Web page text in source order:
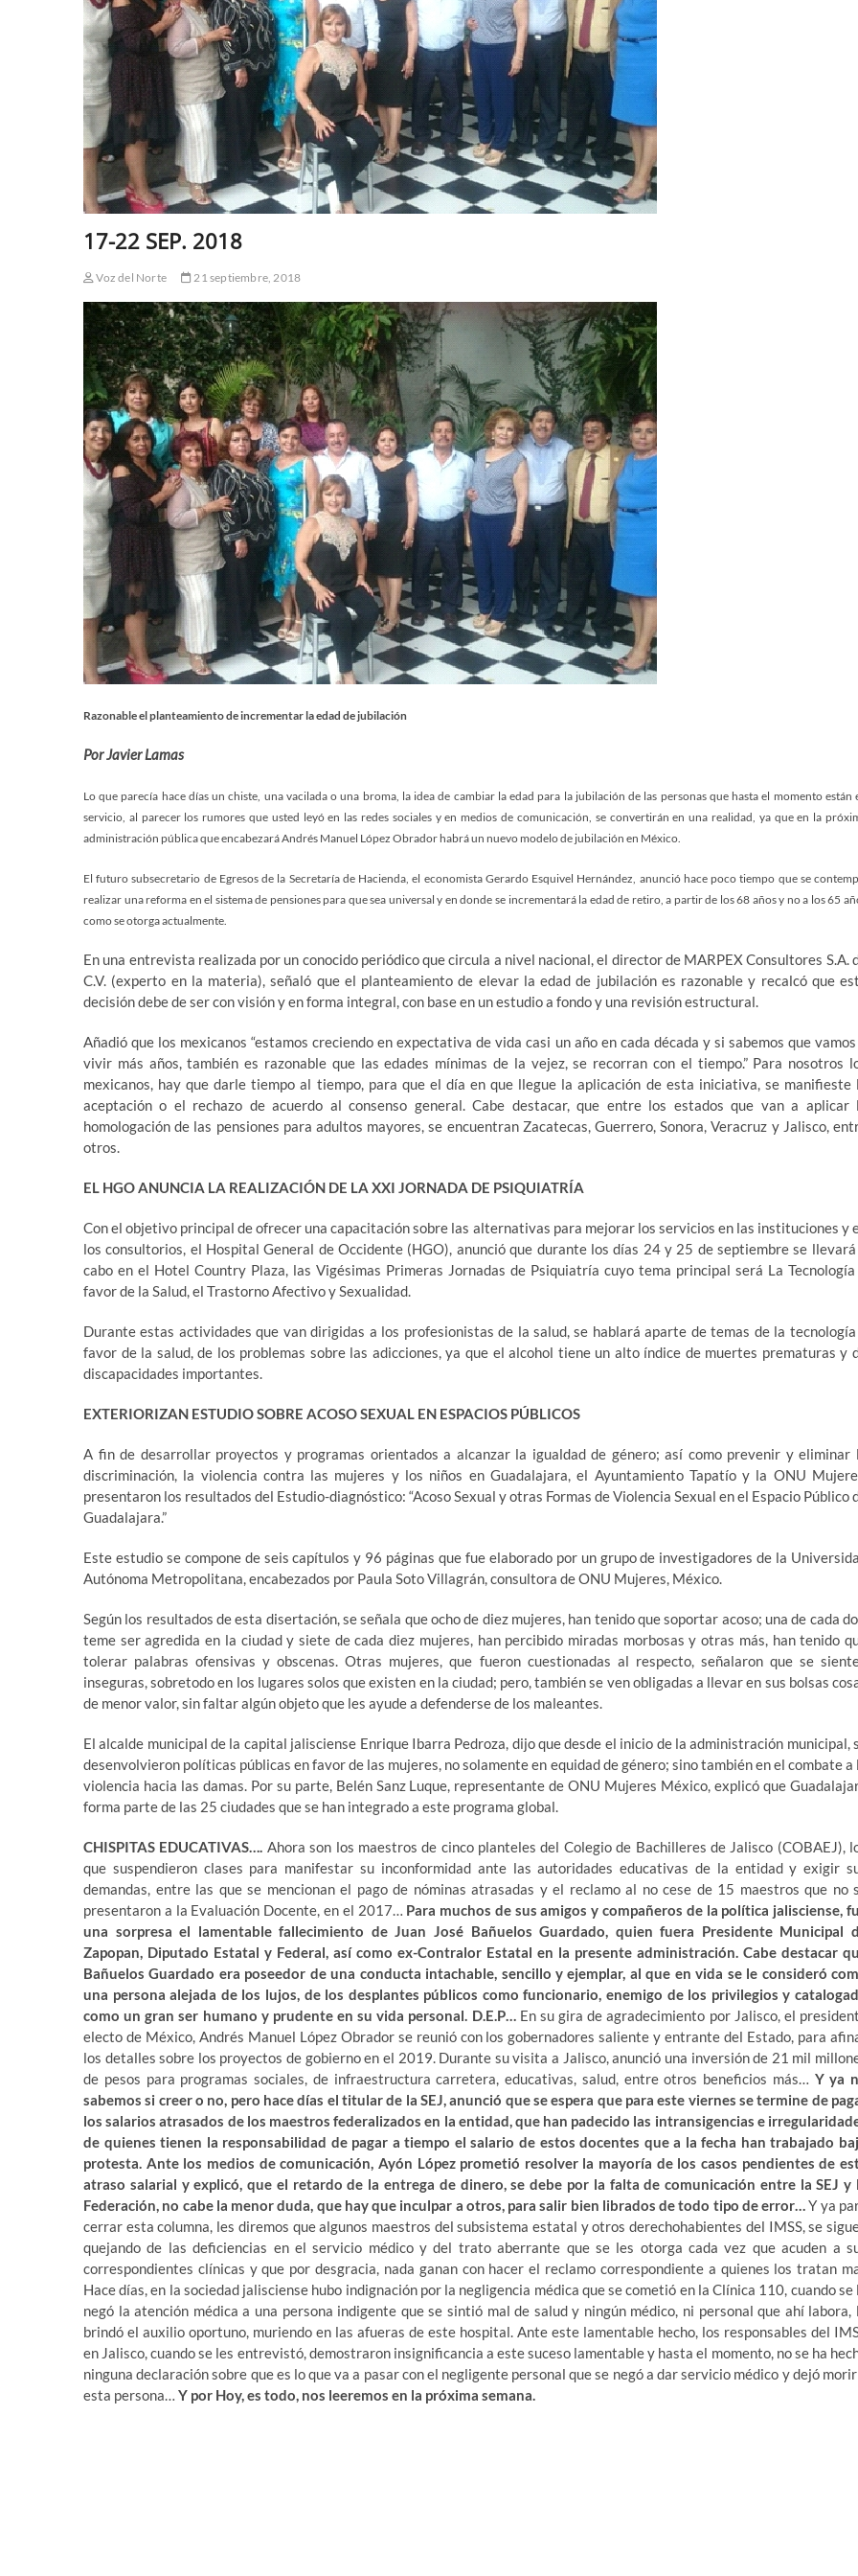
17-22 SEP. 2018
Voz del Norte 21 septiembre, 2018
Razonable el planteamiento de incrementar la edad de jubilación
Por Javier Lamas
Lo que parecía hace días un chiste, una vacilada o una broma, la idea de cambiar la edad para la jubilación de las personas que hasta el momento están
servicio, al parecer los rumores que usted leyó en las redes sociales y en medios de comunicación, se convertirán en una realidad, ya que en la
administración pública que encabezará Andrés Manuel López Obrador habrá un nuevo modelo de jubilación en México.
El futuro subsecretario de Egresos de la Secretaría de Hacienda, el economista Gerardo Esquivel Hernández, anunció hace poco tiempo que se
realizar una reforma en el sistema de pensiones para que sea universal y en donde se incrementará la edad de retiro, a partir de los 68 años y no a los 65
como se otorga actualmente.
En una entrevista realizada por un conocido periódico que circula a nivel nacional, el director de MARPEX Consultores S.A.
C.V. (experto en la materia), señaló que el planteamiento de elevar la edad de jubilación es razonable y recalcó que
decisión debe de ser con visión y en forma integral, con base en un estudio a fondo y una revisión estructural.
Añadió que los mexicanos “estamos creciendo en expectativa de vida casi un año en cada década y si sabemos que vamos
vivir más años, también es razonable que las edades mínimas de la vejez, se recorran con el tiempo.” Para nosotros
mexicanos, hay que darle tiempo al tiempo, para que el día en que llegue la aplicación de esta iniciativa, se manifieste
aceptación o el rechazo de acuerdo al consenso general. Cabe destacar, que entre los estados que van a aplicar
homologación de las pensiones para adultos mayores, se encuentran Zacatecas, Guerrero, Sonora, Veracruz y Jalisco,
otros.
EL HGO ANUNCIA LA REALIZACIÓN DE LA XXI JORNADA DE PSIQUIATRÍA
Con el objetivo principal de ofrecer una capacitación sobre las alternativas para mejorar los servicios en las instituciones y
los consultorios, el Hospital General de Occidente (HGO), anunció que durante los días 24 y 25 de septiembre se llevará
cabo en el Hotel Country Plaza, las Vigésimas Primeras Jornadas de Psiquiatría cuyo tema principal será La Tecnología
favor de la Salud, el Trastorno Afectivo y Sexualidad.
Durante estas actividades que van dirigidas a los profesionistas de la salud, se hablará aparte de temas de la tecnología
favor de la salud, de los problemas sobre las adicciones, ya que el alcohol tiene un alto índice de muertes prematuras y
discapacidades importantes.
EXTERIORIZAN ESTUDIO SOBRE ACOSO SEXUAL EN ESPACIOS PÚBLICOS
A fin de desarrollar proyectos y programas orientados a alcanzar la igualdad de género; así como prevenir y eliminar
discriminación, la violencia contra las mujeres y los niños en Guadalajara, el Ayuntamiento Tapatío y la ONU
presentaron los resultados del Estudio-diagnóstico: “Acoso Sexual y otras Formas de Violencia Sexual en el Espacio Público
Guadalajara.”
Este estudio se compone de seis capítulos y 96 páginas que fue elaborado por un grupo de investigadores de la
Autónoma Metropolitana, encabezados por Paula Soto Villagrán, consultora de ONU Mujeres, México.
Según los resultados de esta disertación, se señala que ocho de diez mujeres, han tenido que soportar acoso; una de cada
teme ser agredida en la ciudad y siete de cada diez mujeres, han percibido miradas morbosas y otras más, han tenido
tolerar palabras ofensivas y obscenas. Otras mujeres, que fueron cuestionadas al respecto, señalaron que se
inseguras, sobretodo en los lugares solos que existen en la ciudad; pero, también se ven obligadas a llevar en sus bolsas
de menor valor, sin faltar algún objeto que les ayude a defenderse de los maleantes.
El alcalde municipal de la capital jalisciense Enrique Ibarra Pedroza, dijo que desde el inicio de la administración municipal,
desenvolvieron políticas públicas en favor de las mujeres, no solamente en equidad de género; sino también en el combate a
violencia hacia las damas. Por su parte, Belén Sanz Luque, representante de ONU Mujeres México, explicó que
forma parte de las 25 ciudades que se han integrado a este programa global.
CHISPITAS EDUCATIVAS…. Ahora son los maestros de cinco planteles del Colegio de Bachilleres de Jalisco (COBAEJ),
que suspendieron clases para manifestar su inconformidad ante las autoridades educativas de la entidad y exigir
demandas, entre las que se mencionan el pago de nóminas atrasadas y el reclamo al no cese de 15 maestros que no
presentaron a la Evaluación Docente, en el 2017… Para muchos de sus amigos y compañeros de la política jalisciense,
una sorpresa el lamentable fallecimiento de Juan José Bañuelos Guardado, quien fuera Presidente Municipal
Zapopan, Diputado Estatal y Federal, así como ex-Contralor Estatal en la presente administración. Cabe destacar
Bañuelos Guardado era poseedor de una conducta intachable, sencillo y ejemplar, al que en vida se le consideró
una persona alejada de los lujos, de los desplantes públicos como funcionario, enemigo de los privilegios y
como un gran ser humano y prudente en su vida personal. D.E.P…En su gira de agradecimiento por Jalisco, el
electo de México, Andrés Manuel López Obrador se reunió con los gobernadores saliente y entrante del Estado, para
los detalles sobre los proyectos de gobierno en el 2019. Durante su visita a Jalisco, anunció una inversión de 21 mil
de pesos para programas sociales, de infraestructura carretera, educativas, salud, entre otros beneficios más… Y ya
sabemos si creer o no, pero hace días el titular de la SEJ, anunció que se espera que para este viernes se termine de
los salarios atrasados de los maestros federalizados en la entidad, que han padecido las intransigencias e
de quienes tienen la responsabilidad de pagar a tiempo el salario de estos docentes que a la fecha han trabajado
protesta. Ante los medios de comunicación, Ayón López prometió resolver la mayoría de los casos pendientes de
atraso salarial y explicó, que el retardo de la entrega de dinero, se debe por la falta de comunicación entre la SEJ y
Federación, no cabe la menor duda, que hay que inculpar a otros, para salir bien librados de todo tipo de error…Y ya
cerrar esta columna, les diremos que algunos maestros del subsistema estatal y otros derechohabientes del IMSS, se
quejando de las deficiencias en el servicio médico y del trato aberrante que se les otorga cada vez que acuden a
correspondientes clínicas y que por desgracia, nada ganan con hacer el reclamo correspondiente a quienes los tratan
Hace días, en la sociedad jalisciense hubo indignación por la negligencia médica que se cometió en la Clínica 110, cuando se
negó la atención médica a una persona indigente que se sintió mal de salud y ningún médico, ni personal que ahí labora,
brindó el auxilio oportuno, muriendo en las afueras de este hospital. Ante este lamentable hecho, los responsables del
en Jalisco, cuando se les entrevistó, demostraron insignificancia a este suceso lamentable y hasta el momento, no se ha
ninguna declaración sobre que es lo que va a pasar con el negligente personal que se negó a dar servicio médico y dejó morir
esta persona… Y por Hoy, es todo, nos leeremos en la próxima semana.